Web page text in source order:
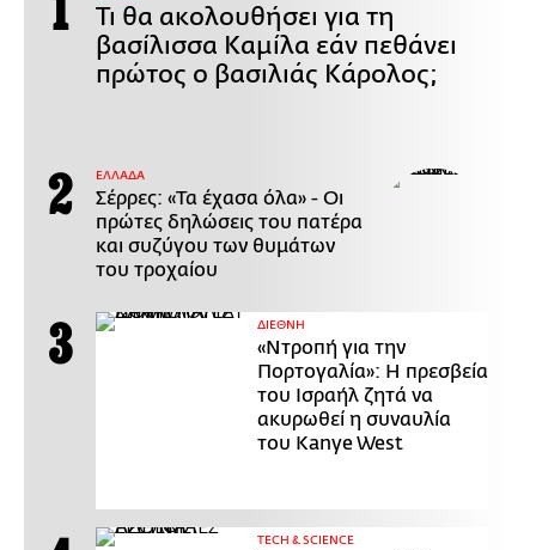
Τι θα ακολουθήσει για τη
βασίλισσα Καμίλα εάν πεθάνει
πρώτος ο βασιλιάς Κάρολος;
ΕΛΛΑΔΑ
Σέρρες: «Τα έχασα όλα» - Οι
πρώτες δηλώσεις του πατέρα
και συζύγου των θυμάτων
του τροχαίου
ΔΙΕΘΝΗ
«Ντροπή για την
Πορτογαλία»: Η πρεσβεία
του Ισραήλ ζητά να
ακυρωθεί η συναυλία
του Kanye West
ΤECH & SCIENCE